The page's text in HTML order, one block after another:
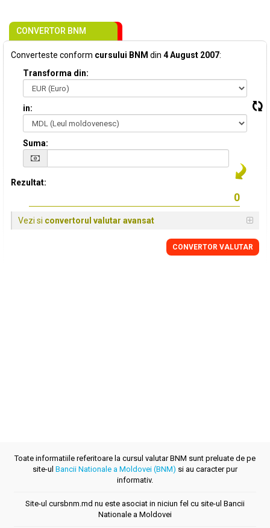
CONVERTOR BNM
Converteste conform cursului BNM din 4 August 2007:
Transforma din:
in:
Suma:
Rezultat:
Vezi si convertorul valutar avansat
CONVERTOR VALUTAR
Toate informatiile referitoare la cursul valutar BNM sunt preluate de pe
site-ul Bancii Nationale a Moldovei (BNM) si au caracter pur
informativ.
Site-ul cursbnm.md nu este asociat in niciun fel cu site-ul Bancii
Nationale a Moldovei